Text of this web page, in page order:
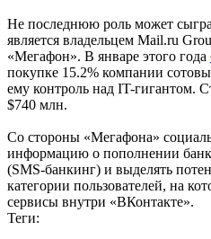
Не последнюю роль может
является владельцем Mail.ru
«Мегафон». В январе этого года
покупке 15.2% компании
ему контроль над IT-гигантом.
$740 млн.
Со стороны «Мегафона»
информацию о пополнении
(SMS-банкинг) и выделять
категории пользователей, на
сервисы внутри «ВКонтакте».
Теги: